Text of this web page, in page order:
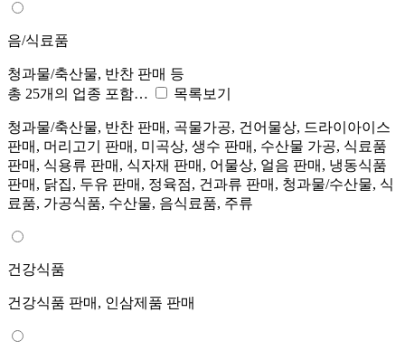
음/식료품
청과물/축산물, 반찬 판매 등
총 25개의 업종 포함…
목록보기
청과물/축산물, 반찬 판매, 곡물가공, 건어물상, 드라이아이스
판매, 머리고기 판매, 미곡상, 생수 판매, 수산물 가공, 식료품
판매, 식용류 판매, 식자재 판매, 어물상, 얼음 판매, 냉동식품
판매, 닭집, 두유 판매, 정육점, 건과류 판매, 청과물/수산물, 식
료품, 가공식품, 수산물, 음식료품, 주류
건강식품
건강식품 판매, 인삼제품 판매